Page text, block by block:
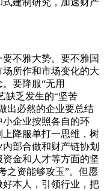
建制研究，加速财产
不雅大势。要不雅国
所作和市场变化的大
要降服“无用
缺乏发生的“坚苦
出必然的企业要总结
企业按照各自的环
降服单打一思维，树
部合做和财产链协划
金和人才等方面的坚
之资能够攻玉”。但愿
本人，引领行业，把